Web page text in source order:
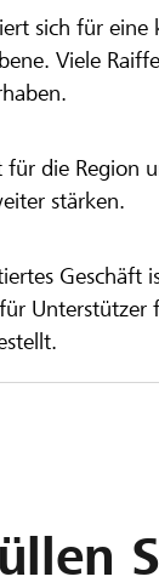
sich für
Viele
für die Region
stärken.
Geschäft
Unterstützer